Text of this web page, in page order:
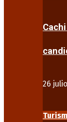
26